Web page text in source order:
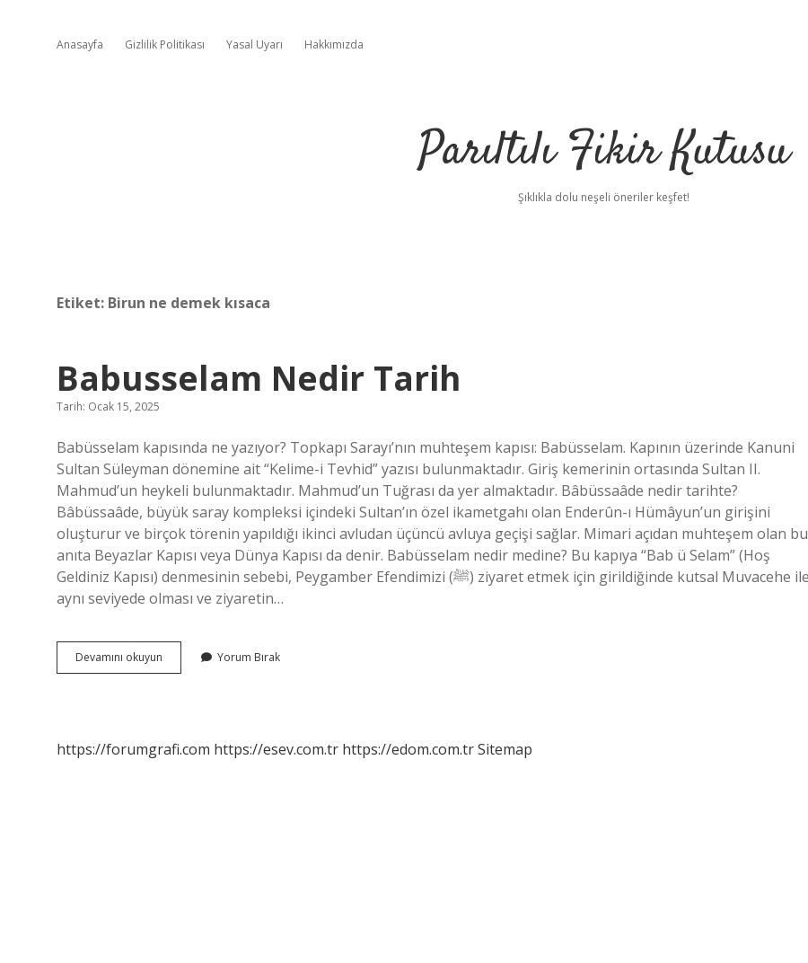
Anasayfa Gizlilik Politikası Yasal Uyarı Hakkımızda
Parıltılı Fikir Kutusu
Şıklıkla dolu neşeli öneriler keşfet!
Etiket: Birun ne demek kısaca
Babusselam Nedir Tarih
Tarih: Ocak 15, 2025
Babüsselam kapısında ne yazıyor? Topkapı Sarayı’nın muhteşem kapısı: Babüsselam. Kapının üzerinde Kanuni
Sultan Süleyman dönemine ait “Kelime-i Tevhid” yazısı bulunmaktadır. Giriş kemerinin ortasında Sultan II.
Mahmud’un heykeli bulunmaktadır. Mahmud’un Tuğrası da yer almaktadır. Bâbüssaâde nedir tarihte?
Bâbüssaâde, büyük saray kompleksi içindeki Sultan’ın özel ikametgahı olan Enderûn-ı Hümâyun’un girişini
oluşturur ve birçok törenin yapıldığı ikinci avludan üçüncü avluya geçişi sağlar. Mimari açıdan muhteşem olan bu
anıta Beyazlar Kapısı veya Dünya Kapısı da denir. Babüsselam nedir medine? Bu kapıya “Bab ü Selam” (Hoş
Geldiniz Kapısı) denmesinin sebebi, Peygamber Efendimizi (ﷺ) ziyaret etmek için girildiğinde kutsal Muvacehe ile
aynı seviyede olması ve ziyaretin…
Devamını okuyun Babusselam
Nedir
Yorum Bırak
https://forumgrafi.com https://esev.com.tr https://edom.com.trSitemap